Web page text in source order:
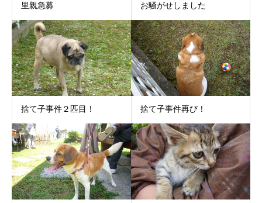
里親急募 お騒がせしました
捨て子事件２匹目！ 捨て子事件再び！